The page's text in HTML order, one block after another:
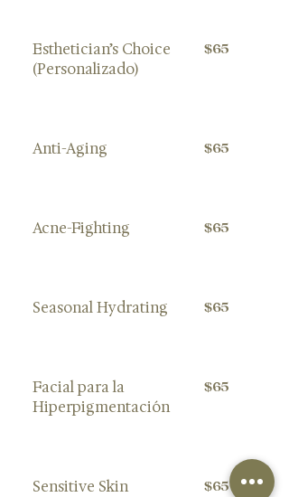
Esthetician’s Choice
(Personalizado)
$65
Anti-Aging $65
Acne-Fighting $65
Seasonal Hydrating $65
Facial para la
Hiperpigmentación
$65
Sensitive Skin $65